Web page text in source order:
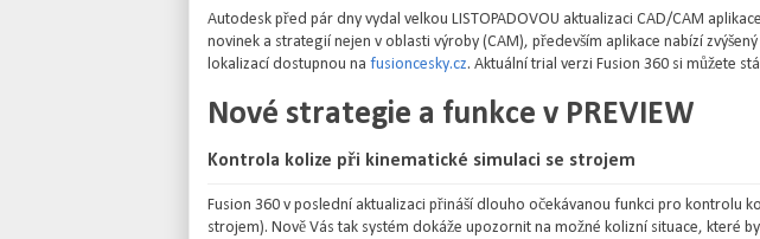
Autodesk před pár dny vydal velkou LISTOPADOVOU aktualizaci CAD/CAM
novinek a strategií nejen v oblasti výroby (CAM), především aplikace nabízí
lokalizací dostupnou na fusioncesky.cz. Aktuální trial verzi Fusion 360 si můžete
Nové strategie a funkce v PREVIEW
Kontrola kolize při kinematické simulaci se strojem
Fusion 360 v poslední aktualizaci přináší dlouho očekávanou funkci pro kontrolu
strojem). Nově Vás tak systém dokáže upozornit na možné kolizní situace, které